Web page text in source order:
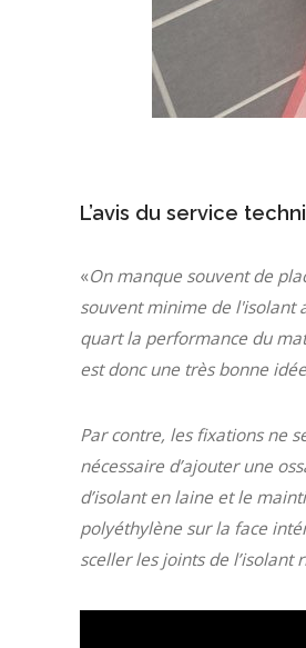
L’avis du service
«On manque souvent de
souvent minime de l'isolant
quart la performance du
est donc une très bonne
Par contre, les fixations ne
nécessaire d’ajouter une
d’isolant en laine et le
polyéthylène sur la face
sceller les joints de l’isolant